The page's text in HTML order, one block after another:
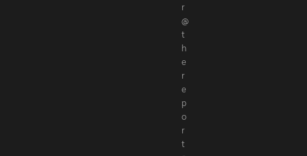
r
@
t
h
e
r
e
p
o
r
t